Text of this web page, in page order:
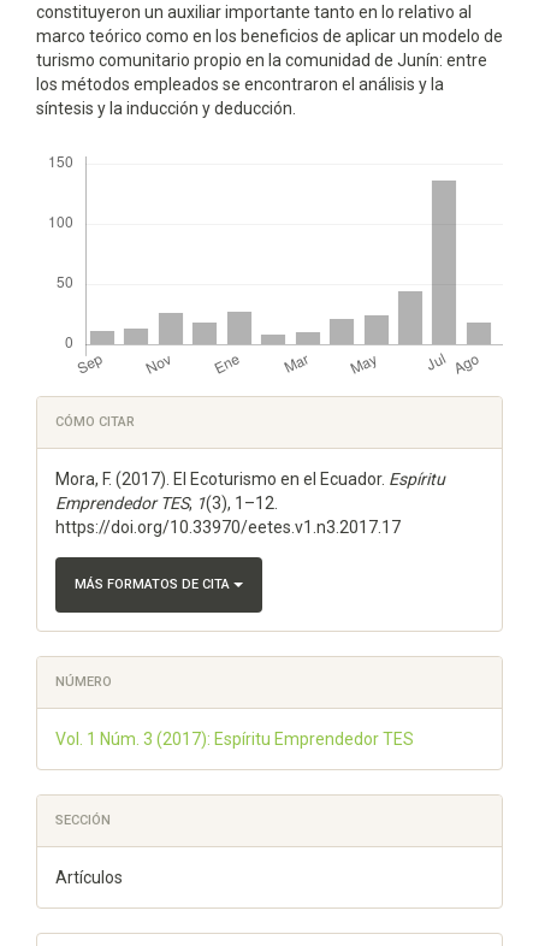
constituyeron un auxiliar importante tanto en lo relativo al
marco teórico como en los beneficios de aplicar un modelo de
turismo comunitario propio en la comunidad de Junín: entre
los métodos empleados se encontraron el análisis y la
síntesis y la inducción y deducción.
Detalles
del
artículo
CÓMO CITAR
Mora, F. (2017). El Ecoturismo en el Ecuador. Espí­ritu
Emprendedor TES, 1(3), 1–12.
https://doi.org/10.33970/eetes.v1.n3.2017.17
MÁS FORMATOS DE CITA
NÚMERO
Vol. 1 Núm. 3 (2017): Espíritu Emprendedor TES
SECCIÓN
Artículos